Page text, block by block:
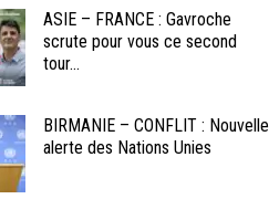
ASIE – FRANCE : Gavroche
scrute pour vous ce second
tour...
BIRMANIE – CONFLIT : Nouvelle
alerte des Nations Unies